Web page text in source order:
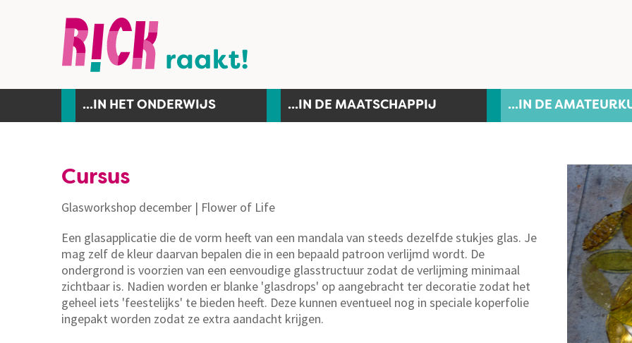
...IN HET ONDERWIJS ...IN DE MAATSCHAPPIJ ...IN DE
Cursus
Glasworkshop december | Flower of Life
Een glasapplicatie die de vorm heeft van een mandala van steeds dezelfde stukjes glas. Je
mag zelf de kleur daarvan bepalen die in een bepaald patroon verlijmd wordt. De
ondergrond is voorzien van een eenvoudige glasstructuur zodat de verlijming minimaal
zichtbaar is. Nadien worden er blanke 'glasdrops' op aangebracht ter decoratie zodat het
geheel iets 'feestelijks' te bieden heeft. Deze kunnen eventueel nog in speciale koperfolie
ingepakt worden zodat ze extra aandacht krijgen.